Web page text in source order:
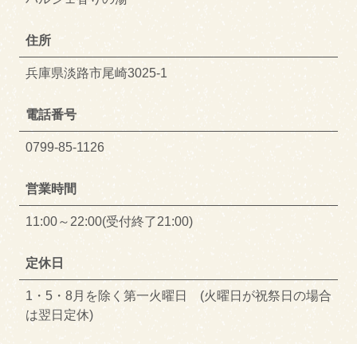
住所
兵庫県淡路市尾崎3025-1
電話番号
0799-85-1126
営業時間
11:00～22:00(受付終了21:00)
定休日
1・5・8月を除く第一火曜日 (火曜日が祝祭日の場合
は翌日定休)